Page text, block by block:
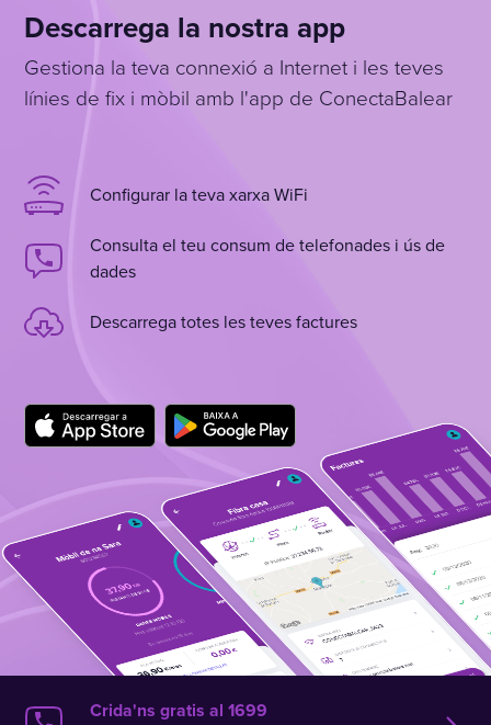
Descarrega la nostra app
Gestiona la teva connexió a Internet i les teves
línies de fix i mòbil amb l'app de ConectaBalear
Configurar la teva xarxa WiFi
Consulta el teu consum de telefonades i ús de
dades
Descarrega totes les teves factures
Crida'ns gratis al 1699